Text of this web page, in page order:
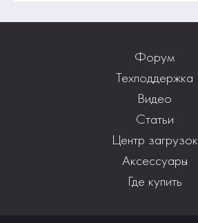
Форум
Техподдержка
Видео
Статьи
Центр загрузок
Аксессуары
Где купить